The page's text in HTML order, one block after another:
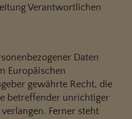
Verantwortlichen
Daten
Europäischen
gewährte Recht, die
betreffender unrichtiger
Ferner steht